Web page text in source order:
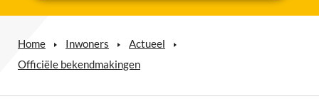
Home Inwoners
Actueel
Officiële bekendmakingen